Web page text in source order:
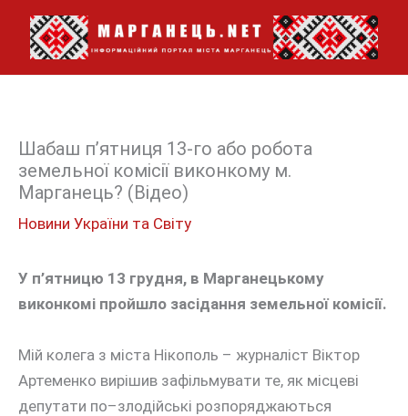
Перейти
вмісту
Шабаш п’ятниця 13-го або робота
земельної комісії виконкому м.
Марганець? (Відео)
Новини України та Світу
У п’ятницю 13 грудня, в Марганецькому
виконкомі пройшло засідання земельної комісії.
Мій колега з міста Нікополь – журналіст Віктор
Артеменко вирішив зафільмувати те, як місцеві
депутати по–злодійські розпоряджаються